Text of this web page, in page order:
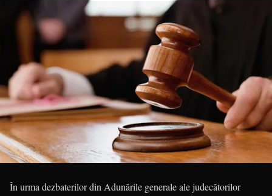
În urma dezbaterilor din Adunările generale ale judecătorilor